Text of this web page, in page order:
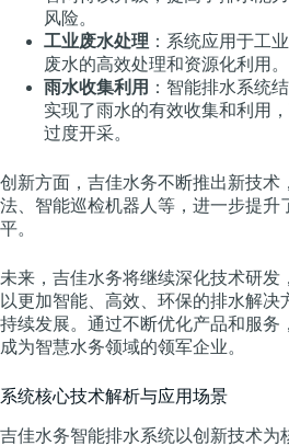
风险。
工业废水处理 ：系统应用于工
废水的高效处理和资源化利用。
雨水收集利用 ：智能排水系统
实现了雨水的有效收集和利用
过度开采。
创新方面，吉佳水务不断推出新技术
法、智能巡检机器人等，进一步提升
平。
未来，吉佳水务将继续深化技术研发
以更加智能、高效、环保的排水解决
持续发展。通过不断优化产品和服务
成为智慧水务领域的领军企业。
系统核心技术解析与应用场景
吉佳水务智能排水系统以创新技术为